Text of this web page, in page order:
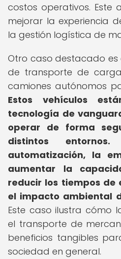
costos operativos. Este
mejorar la experiencia
la gestión logística de
Otro caso destacado
de transporte de
camiones autónomos
Estos vehículos
tecnología de
operar de forma
distintos entornos.
automatización, la
aumentar la
reducir los tiempos de
el impacto ambiental
Este caso ilustra cómo
el transporte de
beneficios tangibles
sociedad en general.